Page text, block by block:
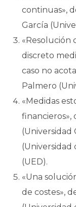
continuas»,
García
«Resolución
discreto
caso no
Palmero
«Medidas
financieros»,
(Universidad
(Universidad
(UED).
«Una
de costes»,